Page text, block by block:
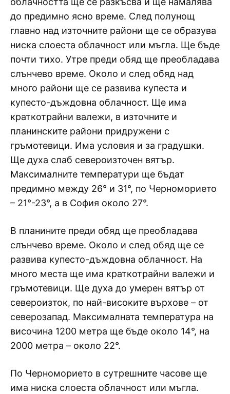
до предимно ясно време. След полунощ
главно над източните райони ще се образува
ниска слоеста облачност или мъгла. Ще бъде
почти тихо. Утре преди обяд ще преобладава
слънчево време. Около и след обяд над
много райони ще се развива купеста и
купесто-дъждовна облачност. Ще има
краткотрайни валежи, в източните и
планинските райони придружени с
гръмотевици. Има условия и за градушки.
Ще духа слаб североизточен вятър.
Максималните температури ще бъдат
предимно между 26° и 31°, по Черноморието
– 21°-23°, а в София около 27°.
В планините преди обяд ще преобладава
слънчево време. Около и след обяд ще се
развива купесто-дъждовна облачност. На
много места ще има краткотрайни валежи и
гръмотевици. Ще духа до умерен вятър от
североизток, по най-високите върхове – от
северозапад. Максималната температура на
височина 1200 метра ще бъде около 14°, на
2000 метра – около 22°.
По Черноморието в сутрешните часове ще
има ниска слоеста облачност или мъгла.